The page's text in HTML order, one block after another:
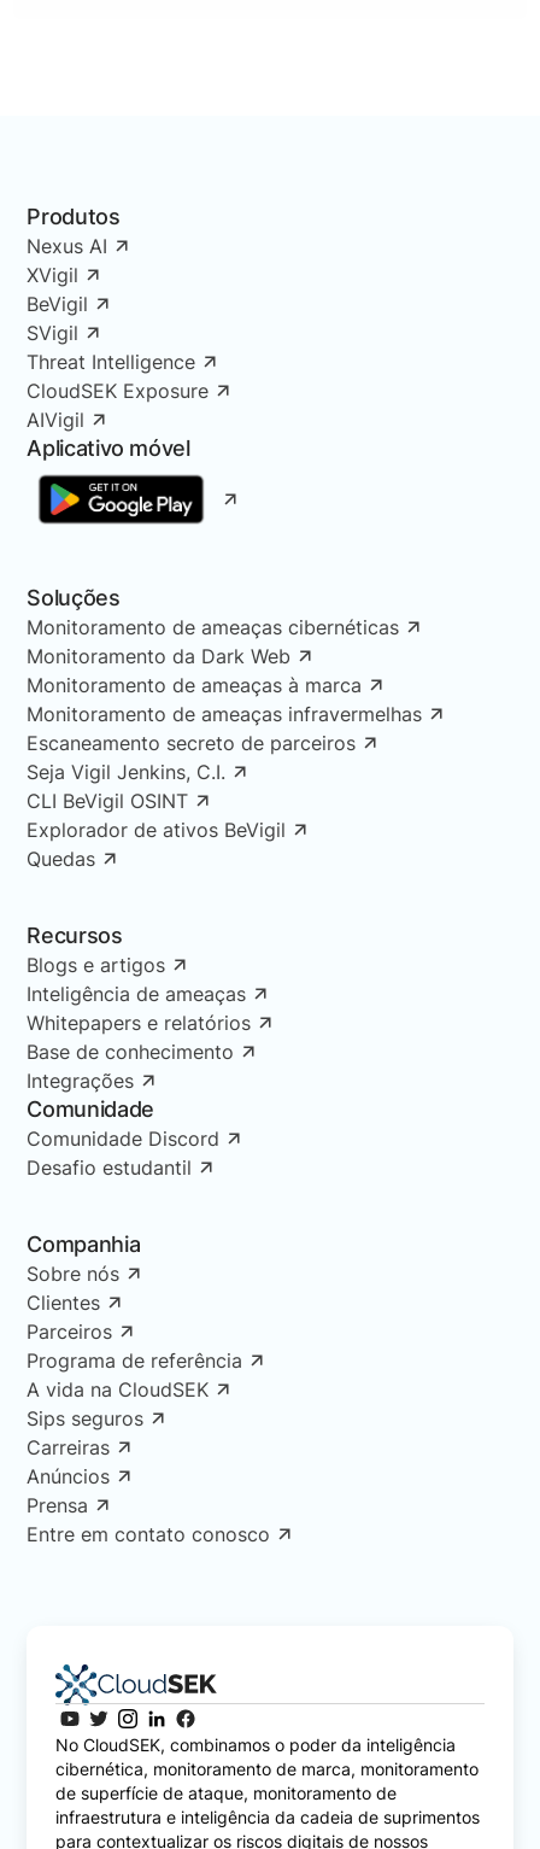
Produtos
Nexus AI
XVigil
BeVigil
SVigil
Threat Intelligence
CloudSEK Exposure
AIVigil
Aplicativo móvel
Soluções
Monitoramento de ameaças cibernéticas
Monitoramento da Dark Web
Monitoramento de ameaças à marca
Monitoramento de ameaças infravermelhas
Escaneamento secreto de parceiros
Seja Vigil Jenkins, C.I.
CLI BeVigil OSINT
Explorador de ativos BeVigil
Quedas
Recursos
Blogs e artigos
Inteligência de ameaças
Whitepapers e relatórios
Base de conhecimento
Integrações
Comunidade
Comunidade Discord
Desafio estudantil
Companhia
Sobre nós
Clientes
Parceiros
Programa de referência
A vida na CloudSEK
Sips seguros
Carreiras
Anúncios
Prensa
Entre em contato conosco
No CloudSEK, combinamos o poder da inteligência
cibernética, monitoramento de marca, monitoramento
de superfície de ataque, monitoramento de
infraestrutura e inteligência da cadeia de suprimentos
para contextualizar os riscos digitais de nossos